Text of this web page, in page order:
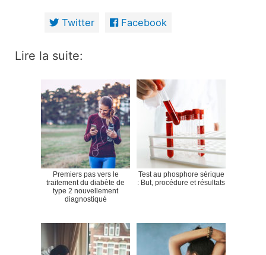
Twitter Facebook
Lire la suite:
Premiers pas vers le
traitement du diabète de
type 2 nouvellement
diagnostiqué
Test au phosphore sérique
: But, procédure et résultats